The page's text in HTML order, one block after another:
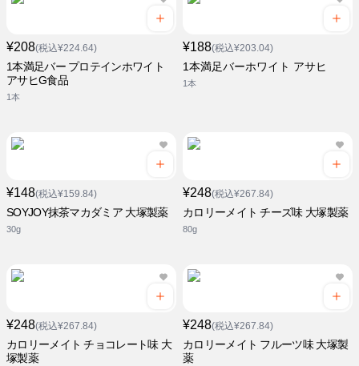
¥208(税込¥224.64)
1本満足バー プロテインホワイト
アサヒG食品
1本
¥188(税込¥203.04)
1本満足バーホワイト アサヒ
1本
¥148(税込¥159.84)
SOYJOY抹茶マカダミア 大塚製薬
30g
¥248(税込¥267.84)
カロリーメイト チーズ味 大塚製薬
80g
¥248(税込¥267.84)
カロリーメイト チョコレート味 大
塚製薬
¥248(税込¥267.84)
カロリーメイト フルーツ味 大塚製
薬